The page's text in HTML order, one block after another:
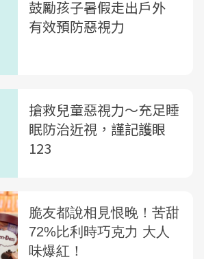
鼓勵孩子暑假走出戶外
有效預防惡視力
搶救兒童惡視力～充足睡
眠防治近視，謹記護眼
123